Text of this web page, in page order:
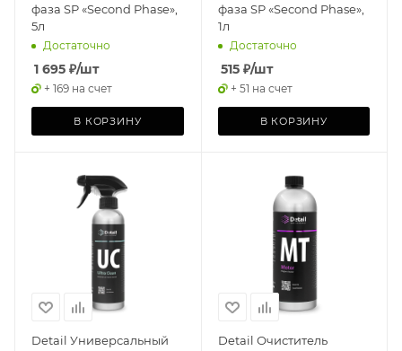
фаза SP «Second Phase»,
5л
Достаточно
1 695 ₽/шт
+ 169 на счет
В КОРЗИНУ
фаза SP «Second Phase»,
1л
Достаточно
515₽/шт
+ 51 на счет
В КОРЗИНУ
Detail Универсальный
Detail Очиститель